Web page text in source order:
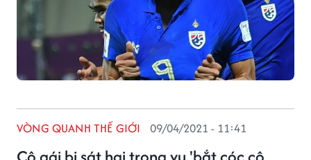
VÒNG QUANH THẾ GIỚI 09/04/2021 - 11:41